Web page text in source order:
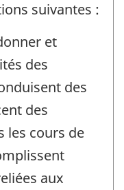
suivantes :
et
des
des
des
les cours de
aux